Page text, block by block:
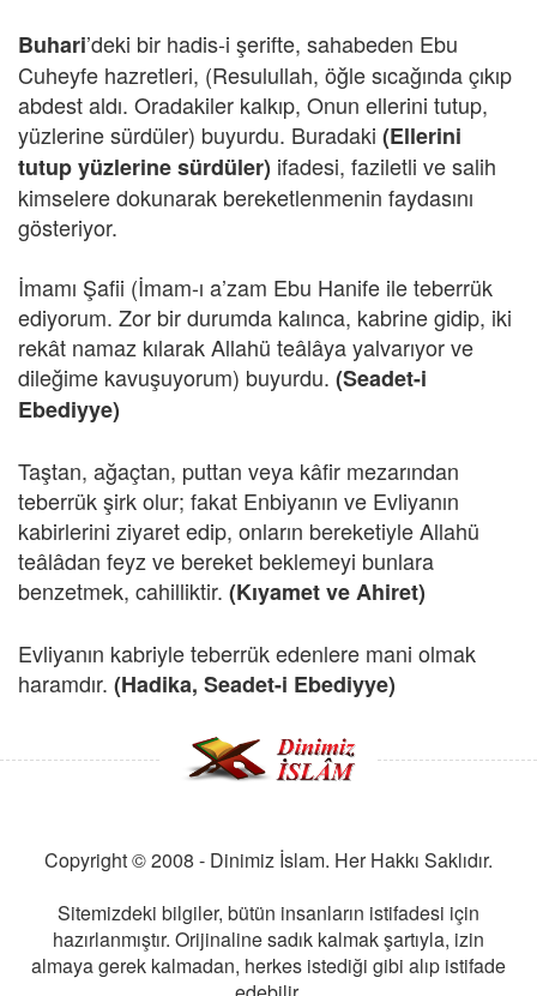
Buhari’deki bir hadis-i şerifte, sahabeden Ebu
Cuheyfe hazretleri, (Resulullah, öğle sıcağında çıkıp
abdest aldı. Oradakiler kalkıp, Onun ellerini tutup,
yüzlerine sürdüler) buyurdu. Buradaki (Ellerini
tutup yüzlerine sürdüler) ifadesi, faziletli ve salih
kimselere dokunarak bereketlenmenin faydasını
gösteriyor.
İmamı Şafii (İmam-ı a’zam Ebu Hanife ile teberrük
ediyorum. Zor bir durumda kalınca, kabrine gidip, iki
rekât namaz kılarak Allahü teâlâya yalvarıyor ve
dileğime kavuşuyorum) buyurdu. (Seadet-i
Ebediyye)
Taştan, ağaçtan, puttan veya kâfir mezarından
teberrük şirk olur; fakat Enbiyanın ve Evliyanın
kabirlerini ziyaret edip, onların bereketiyle Allahü
teâlâdan feyz ve bereket beklemeyi bunlara
benzetmek, cahilliktir. (Kıyamet ve Ahiret)
Evliyanın kabriyle teberrük edenlere mani olmak
haramdır. (Hadika, Seadet-i Ebediyye)
Copyright © 2008 - Dinimiz İslam. Her Hakkı Saklıdır.
Sitemizdeki bilgiler, bütün insanların istifadesi için
hazırlanmıştır. Orijinaline sadık kalmak şartıyla, izin
almaya gerek kalmadan, herkes istediği gibi alıp istifade